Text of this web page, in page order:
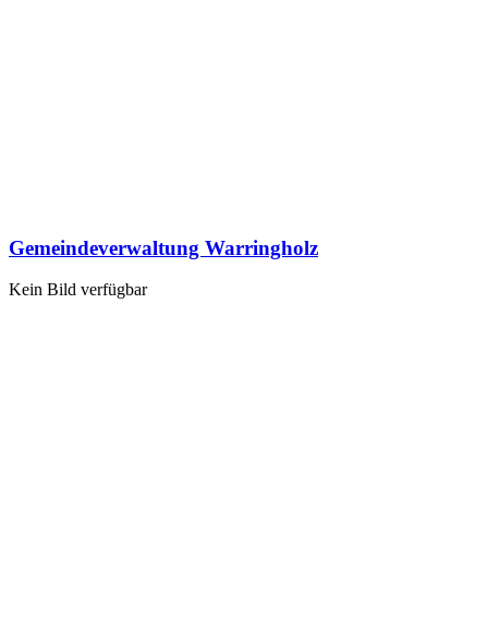
Gemeindeverwaltung Warringholz
Kein Bild verfügbar